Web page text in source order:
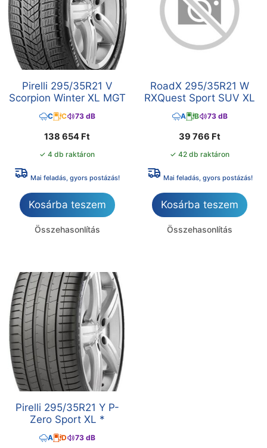
Pirelli 295/35R21 V
Scorpion Winter XL MGT
C C 73 dB
138 654 Ft
✓ 4 db raktáron
Mai feladás, gyors postázás!
Kosárba teszem
Összehasonlítás
RoadX 295/35R21 W
RXQuest Sport SUV XL
A B 73 dB
39 766 Ft
✓ 42 db raktáron
Mai feladás, gyors postázás!
Kosárba teszem
Összehasonlítás
Pirelli 295/35R21 Y P-
Zero Sport XL *
A D 73 dB